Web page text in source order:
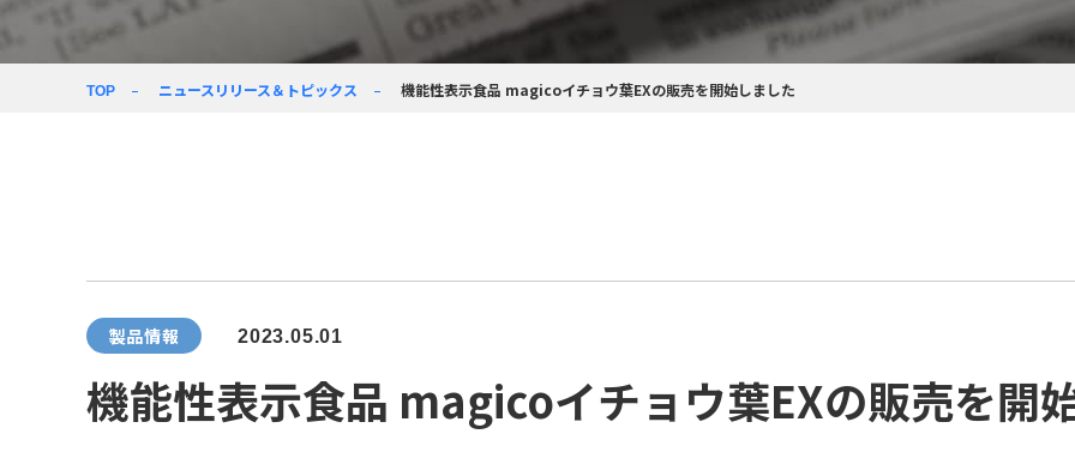
事業紹介
プライバシーポリシー
模倣品対策
会社パンフレット
TOP ニュースリリース＆トピックス 機能性表示食品 magicoイチョウ葉EXの販売を開始しました
製品情報 2023.05.01
機能性表示食品 magicoイチョウ葉EXの販売を開